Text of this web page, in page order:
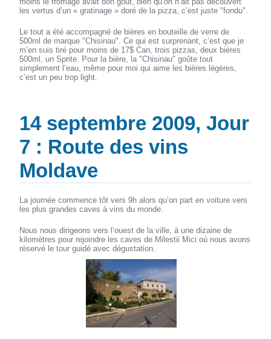
les vertus d’un « gratinage » doré de la pizza, c’est juste "fondu".
Le tout a été accompagné de bières en bouteille de verre de
500ml de marque "Chisinau". Ce qui est surprenant, c’est que je
m’en suis tiré pour moins de 17$ Can, trois pizzas, deux bières
500ml, un Sprite. Pour la bière, la "Chisinau" goûte tout
simplement l’eau, même pour moi qui aime les bières légères,
c’est un peu trop light.
14 septembre 2009, Jour
7 : Route des vins
Moldave
La journée commence tôt vers 9h alors qu’on part en voiture vers
les plus grandes caves à vins du monde.
Nous nous dirigeons vers l’ouest de la ville, à une dizaine de
kilomètres pour rejoindre les caves de Milestii Mici où nous avons
réservé le tour guidé avec dégustation.